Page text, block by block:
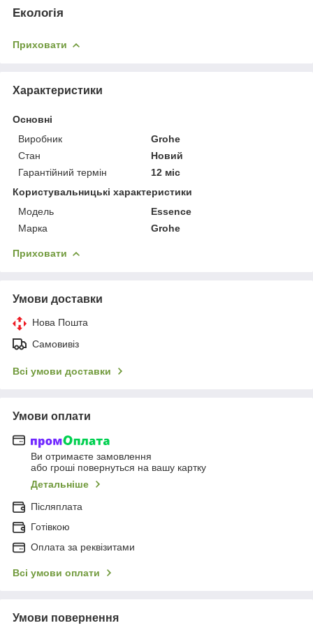
Екологія
Приховати
Характеристики
Основні
Виробник
Grohe
Стан
Новий
Гарантійний термін
12 міс
Користувальницькі характеристики
Мoдель
Essence
Марка
Grohe
Приховати
Умови доставки
Нова Пошта
Самовивіз
Всі умови доставки
Умови оплати
Ви отримаєте замовлення
або гроші повернуться на вашу картку
Детальніше
Післяплата
Готівкою
Оплата за реквізитами
Всі умови оплати
Умови повернення